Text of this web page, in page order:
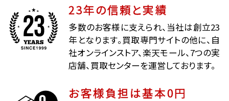
23年の信頼と実績
多数のお客様に支えられ、当社は創立23
年となります。買取専門サイトの他に、自
社オンラインストア、楽天モール、7つの実
店舗、買取センターを運営しております。
お客様負担は基本0円